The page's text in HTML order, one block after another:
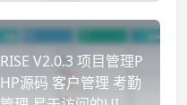
RISE V2.0.3 项目管理P
HP源码 客户管理 考勤